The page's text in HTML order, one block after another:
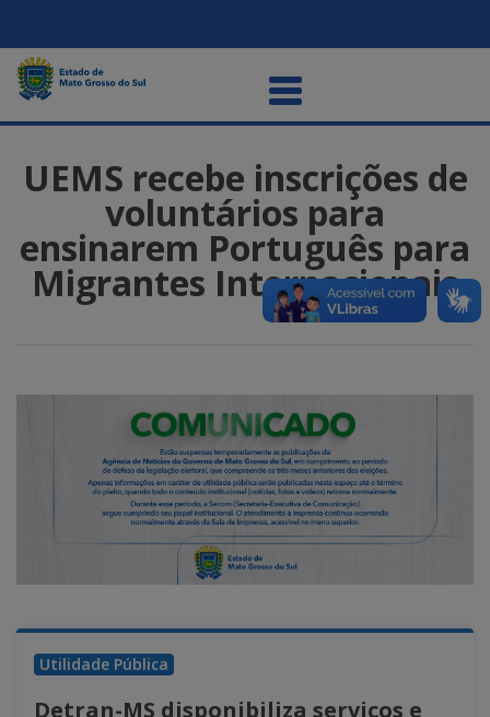
UEMS recebe inscrições de
voluntários para
ensinarem Português para
Migrantes Internacionais
Utilidade Pública
Detran-MS disponibiliza serviços e